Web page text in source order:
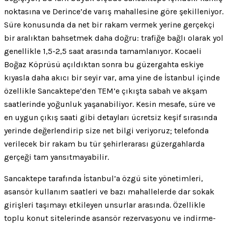
noktasına ve Derince’de varış mahallesine göre şekilleniyor.
Süre konusunda da net bir rakam vermek yerine gerçekçi
bir aralıktan bahsetmek daha doğru: trafiğe bağlı olarak yol
genellikle 1,5-2,5 saat arasında tamamlanıyor. Kocaeli
Boğaz Köprüsü açıldıktan sonra bu güzergahta eskiye
kıyasla daha akıcı bir seyir var, ama yine de İstanbul içinde
özellikle Sancaktepe’den TEM’e çıkışta sabah ve akşam
saatlerinde yoğunluk yaşanabiliyor. Kesin mesafe, süre ve
en uygun çıkış saati gibi detayları ücretsiz keşif sırasında
yerinde değerlendirip size net bilgi veriyoruz; telefonda
verilecek bir rakam bu tür şehirlerarası güzergahlarda
gerçeği tam yansıtmayabilir.
Sancaktepe tarafında İstanbul’a özgü site yönetimleri,
asansör kullanım saatleri ve bazı mahallelerde dar sokak
girişleri taşımayı etkileyen unsurlar arasında. Özellikle
toplu konut sitelerinde asansör rezervasyonu ve indirme-